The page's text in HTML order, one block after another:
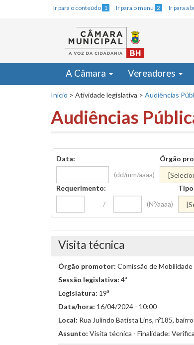
Ir para o conteúdo 1 Ir para o menu 2 Ir para a
A Câmara Vereadores
Início > Atividade legislativa > Audiências
Audiências
Data:
(dd/mm/aaaa)
Órgão
Requerimento:
/
(Nº/aaaa)
Visita técnica
Órgão promotor: Comissão de
Sessão legislativa: 4ª
Legislatura: 19ª
Data/hora: 16/04/2024 - 10:00
Local: Rua Julindo Batista Lins, nº185,
Assunto: Visita técnica - Finalidade: